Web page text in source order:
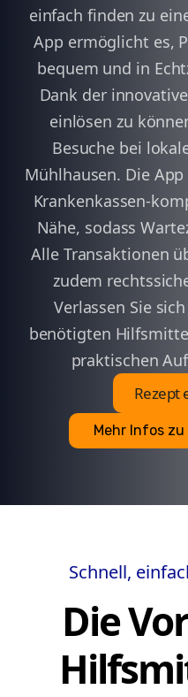
einfach finden zu
App ermöglicht es,
bequem und in
Dank der
einlösen zu
Besuche bei
Mühlhausen. Die
Krankenkassen-
Nähe, sodass
Alle Transaktionen
zudem
Verlassen Sie
benötigten
praktischen
Rezept
Mehr Infos
Schnell,
Die